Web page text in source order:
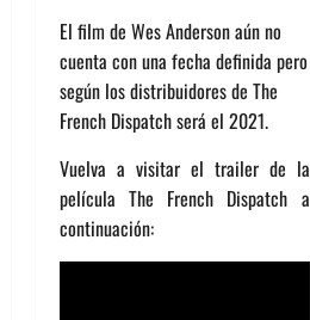
El film de Wes Anderson aún no
cuenta con una fecha definida pero
según los distribuidores de The
French Dispatch será el 2021.
Vuelva a visitar el trailer de la
película The French Dispatch a
continuación: